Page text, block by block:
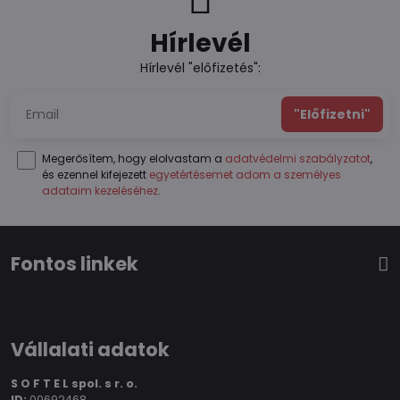
Hírlevél
Hírlevél "előfizetés":
"Előfizetni"
Megerősítem, hogy elolvastam a adatvédelmi szabályzatot,
és ezennel kifejezett egyetértésemet adom a személyes
adataim kezeléséhez.
Fontos linkek
Vállalati adatok
S O F T E L spol. s r. o.